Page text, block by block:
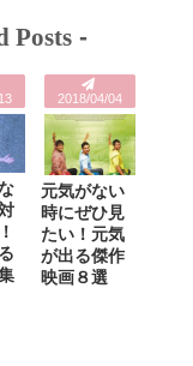
Posts-
2018/04/04
元気がない
時にぜひ見
たい！元気
が出る傑作
映画８選